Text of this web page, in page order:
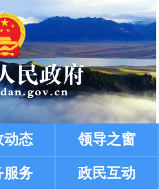
动态 领导之窗
服务 政民互动